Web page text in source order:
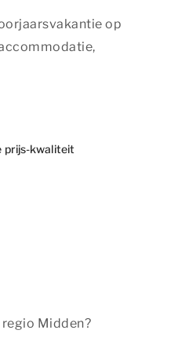
op
prijs-kwaliteit
Midden?